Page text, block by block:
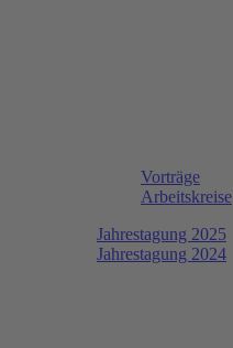
Vorträge
Arbeitskreise
Jahrestagung 2025
Jahrestagung 2024